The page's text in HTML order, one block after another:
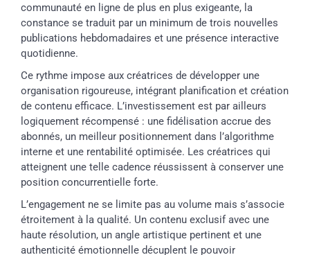
communauté en ligne de plus en plus exigeante, la
constance se traduit par un minimum de trois nouvelles
publications hebdomadaires et une présence interactive
quotidienne.
Ce rythme impose aux créatrices de développer une
organisation rigoureuse, intégrant planification et création
de contenu efficace. L’investissement est par ailleurs
logiquement récompensé : une fidélisation accrue des
abonnés, un meilleur positionnement dans l’algorithme
interne et une rentabilité optimisée. Les créatrices qui
atteignent une telle cadence réussissent à conserver une
position concurrentielle forte.
L’engagement ne se limite pas au volume mais s’associe
étroitement à la qualité. Un contenu exclusif avec une
haute résolution, un angle artistique pertinent et une
authenticité émotionnelle décuplent le pouvoir